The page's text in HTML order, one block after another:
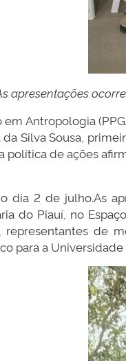
apresentações
Antropologia
Silva Sousa,
de ações
dia 2 de julho.As
do Piauí, no
de
para a